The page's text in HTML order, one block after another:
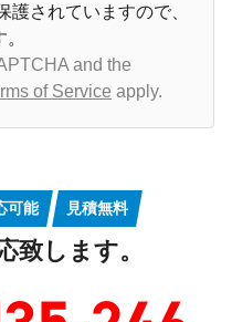
護されていますので、
and the
of Service apply.
可能 見積無料
致します。